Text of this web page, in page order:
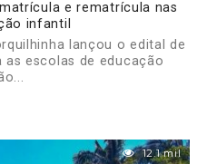
e rematrícula nas
infantil
lançou o edital de
escolas de educação
12.1 mil